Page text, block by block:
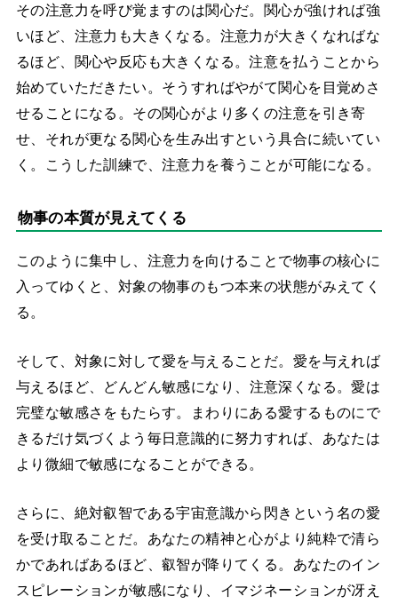
その注意力を呼び覚ますのは関心だ。関心が強ければ強
いほど、注意力も大きくなる。注意力が大きくなればな
るほど、関心や反応も大きくなる。注意を払うことから
始めていただきたい。そうすればやがて関心を目覚めさ
せることになる。その関心がより多くの注意を引き寄
せ、それが更なる関心を生み出すという具合に続いてい
く。こうした訓練で、注意力を養うことが可能になる。
物事の本質が見えてくる
このように集中し、注意力を向けることで物事の核心に
入ってゆくと、対象の物事のもつ本来の状態がみえてく
る。
そして、対象に対して愛を与えることだ。愛を与えれば
与えるほど、 どんどん敏感になり、注意深くなる。愛は
完璧な敏感さをもたらす。まわりにある愛するものにで
きるだけ気づくよう毎日意識的に努力すれば、あなたは
より微細で敏感になることができる。
さらに、絶対叡智である宇宙意識から閃きという名の愛
を受け取ることだ。あなたの精神と心がより純粋で清ら
かであればあるほど、叡智が降りてくる。あなたのイン
スピレーションが敏感になり、イマジネーションが冴え